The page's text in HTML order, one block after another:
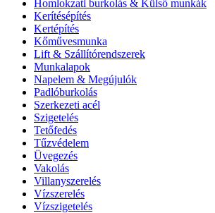
Homlokzati burkolás & Külső munkák
Kerítésépítés
Kertépítés
Kőművesmunka
Lift & Szállítórendszerek
Munkalapok
Napelem & Megújulók
Padlóburkolás
Szerkezeti acél
Szigetelés
Tetőfedés
Tűzvédelem
Üvegezés
Vakolás
Villanyszerelés
Vízszerelés
Vízszigetelés